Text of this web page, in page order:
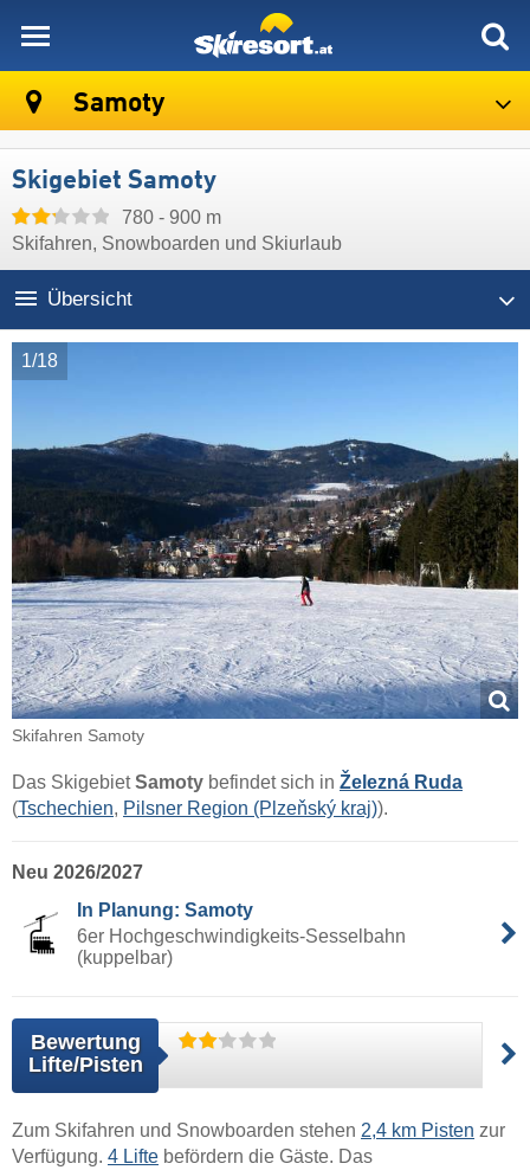
Samoty
Skigebiet Samoty
780 - 900 m
Skifahren, Snowboarden und Skiurlaub
Übersicht
1/18
Skifahren Samoty
Das SkigebietSamoty befindet sich in Železná Ruda
(Tschechien, Pilsner Region (Plzeňský kraj)).
Neu 2026/2027
In Planung: Samoty
6er Hochgeschwindigkeits-Sesselbahn
(kuppelbar)
Bewertung
Lifte/Pisten
Zum Skifahren und Snowboarden stehen 2,4 km Pisten zur
Verfügung. 4 Lifte befördern die Gäste. Das